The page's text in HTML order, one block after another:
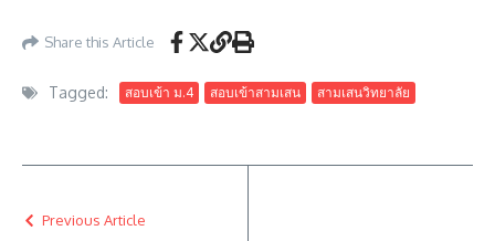
Share this Article
Tagged: สอบเข้า ม.4 สอบเข้าสามเสน สามเสนวิทยาลัย
Previous Article